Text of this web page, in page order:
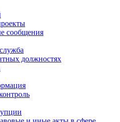
сообщения
должностях